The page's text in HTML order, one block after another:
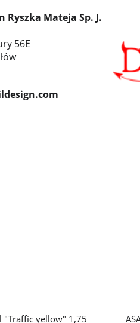
"Traffic yellow" 1,75
Ryszka Mateja Sp. J.
56E